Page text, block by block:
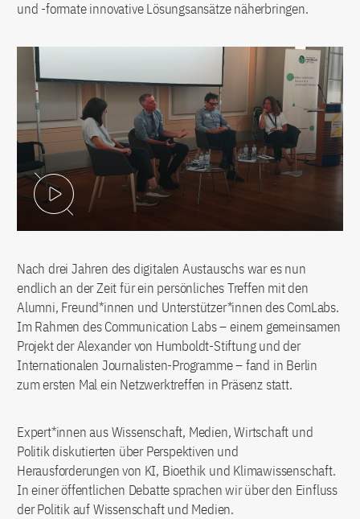
und -formate innovative Lösungsansätze näherbringen.
Video abspielen
Nach drei Jahren des digitalen Austauschs war es nun
endlich an der Zeit für ein persönliches Treffen mit den
Alumni, Freund*innen und Unterstützer*innen des ComLabs.
Im Rahmen des Communication Labs – einem gemeinsamen
Projekt der Alexander von Humboldt-Stiftung und der
Internationalen Journalisten-Programme – fand in Berlin
zum ersten Mal ein Netzwerktreffen in Präsenz statt.
Expert*innen aus Wissenschaft, Medien, Wirtschaft und
Politik diskutierten über Perspektiven und
Herausforderungen von KI, Bioethik und Klimawissenschaft.
In einer öffentlichen Debatte sprachen wir über den Einfluss
der Politik auf Wissenschaft und Medien.